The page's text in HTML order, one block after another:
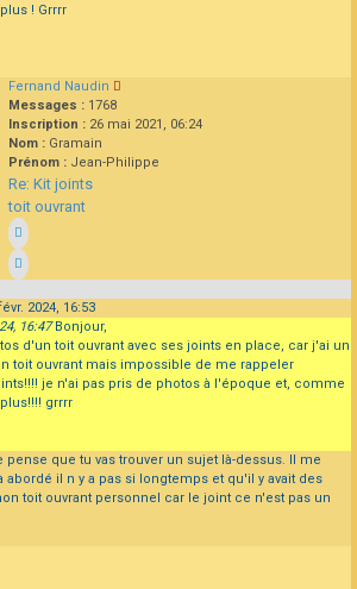
! Grrrr
Fernand Naudin
Messages : 1768
Inscription : 26 mai 2021, 06:24
Nom : Gramain
Prénom : Jean-Philippe
Re: Kit joints
toit ouvrant
2024, 16:53
16:47Bonjour,
d'un toit ouvrant avec ses joints en place, car j'ai un
toit ouvrant mais impossible de me rappeler
je n'ai pas pris de photos à l'époque et, comme
grrrr
pense que tu vas trouver un sujet là-dessus. Il me
il n y a pas si longtemps et qu'il y avait des
toit ouvrant personnel car le joint ce n'est pas un